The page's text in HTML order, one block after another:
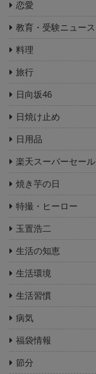
恋愛
教育・受験ニュース
料理
旅行
日向坂46
日焼け止め
日用品
楽天スーパーセール
焼き芋の日
特撮・ヒーロー
玉置浩二
生活の知恵
生活環境
生活習慣
病気
福袋情報
節分